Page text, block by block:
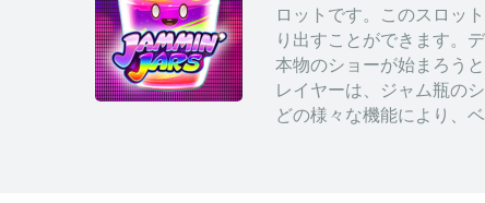
ロットです。このスロッ
り出すことができます。
本物のショーが始まろう
レイヤーは、ジャム瓶の
どの様々な機能により、